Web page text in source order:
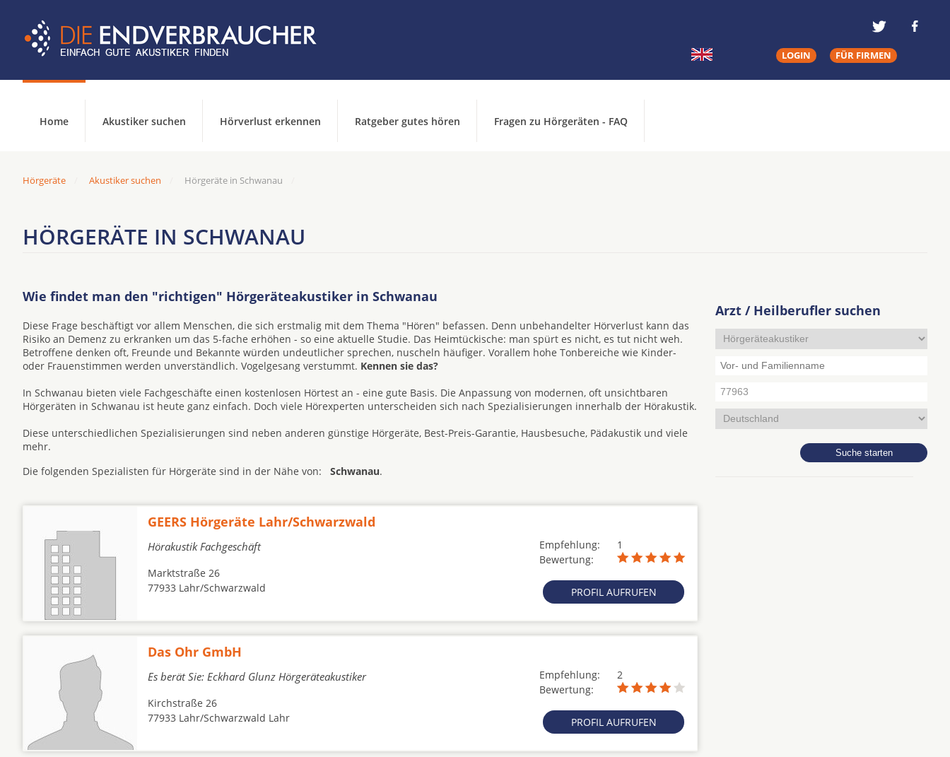
LOGIN FÜR FIRMEN
Home Akustiker suchen Hörverlust erkennen Ratgeber gutes hören Fragen zu Hörgeräten - FAQ
Hörgeräte Akustiker suchen Hörgeräte in Schwanau
HÖRGERÄTE IN SCHWANAU
Wie findet man den "richtigen" Hörgeräteakustiker in Schwanau
Diese Frage beschäftigt vor allem Menschen, die sich erstmalig mit dem Thema "Hören" befassen. Denn unbehandelter Hörverlust kann das
Risiko an Demenz zu erkranken um das 5-fache erhöhen - so eine aktuelle Studie. Das Heimtückische: man spürt es nicht, es tut nicht weh.
Betroffene denken oft, Freunde und Bekannte würden undeutlicher sprechen, nuscheln häufiger. Vorallem hohe Tonbereiche wie Kinder-
oder Frauenstimmen werden unverständlich. Vogelgesang verstummt. Kennen sie das?
In Schwanau bieten viele Fachgeschäfte einen kostenlosen Hörtest an - eine gute Basis. Die Anpassung von modernen, oft unsichtbaren
Hörgeräten in Schwanau ist heute ganz einfach. Doch viele Hörexperten unterscheiden sich nach Spezialisierungen innerhalb der Hörakustik.
Diese unterschiedlichen Spezialisierungen sind neben anderen günstige Hörgeräte, Best-Preis-Garantie, Hausbesuche, Pädakustik und viele
mehr.
Die folgenden Spezialisten für Hörgeräte sind in der Nähe von: Schwanau.
GEERS Hörgeräte Lahr/Schwarzwald
Hörakustik Fachgeschäft Empfehlung:
1
Bewertung:
PROFIL AUFRUFEN
Marktstraße 26
77933 Lahr/Schwarzwald
Das Ohr GmbH
Es berät Sie: Eckhard Glunz Hörgeräteakustiker Empfehlung:
2
Bewertung:
PROFIL AUFRUFEN
Kirchstraße 26
77933 Lahr/Schwarzwald Lahr
Arzt / Heilberufler suchen